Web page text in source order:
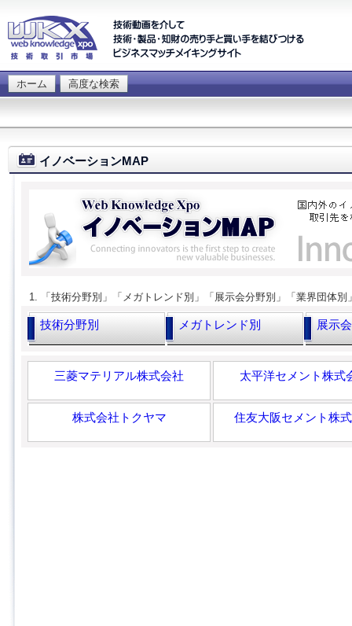
ホーム 高度な検索
イノベーションMAP
1. 「技術分野別」「メガトレンド別」「展示会分野別」「業界団体
技術分野別 メガトレンド別 展示
三菱マテリアル株式会社 太平洋セメント株式
株式会社トクヤマ 住友大阪セメント株